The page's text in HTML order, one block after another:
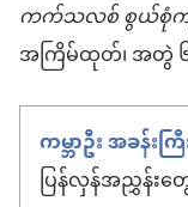
ကက်သလစ် စွယ်စုံက
အကြိမ်ထုတ်၊ အတွဲ ၆
ကမ္ဘာဦး အခန်းက
ပြန်လှန်အညွှန်း